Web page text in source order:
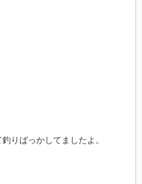
りばっかしてましたよ。